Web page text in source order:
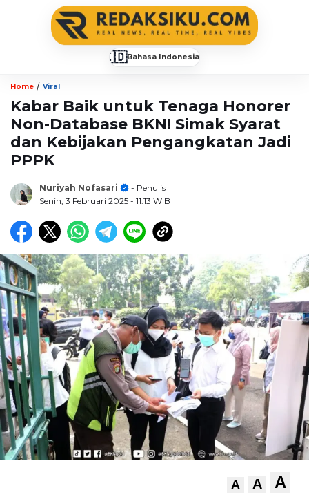
🇮🇩Bahasa Indonesia
Home / Viral
Kabar Baik untuk Tenaga Honorer
Non-Database BKN! Simak Syarat
dan Kebijakan Pengangkatan Jadi
PPPK
Nuriyah Nofasari
- Penulis
Senin, 3 Februari 2025 - 11:13 WIB
A A A